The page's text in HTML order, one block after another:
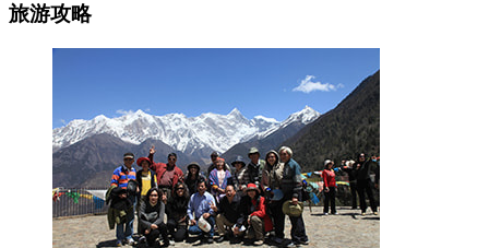
旅游攻略